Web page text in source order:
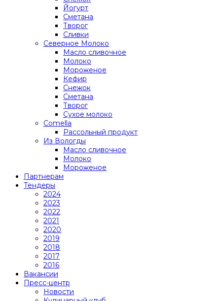
Йогурт
Сметана
Творог
Сливки
Северное Молоко
Масло сливочное
Молоко
Мороженое
Кефир
Снежок
Сметана
Творог
Сухое молоко
Comеlla
Рассольный продукт
Из Вологды
Масло сливочное
Молоко
Мороженое
Партнерам
Тендеры
2024
2023
2022
2021
2020
2019
2018
2017
2016
Вакансии
Пресс-центр
Новости